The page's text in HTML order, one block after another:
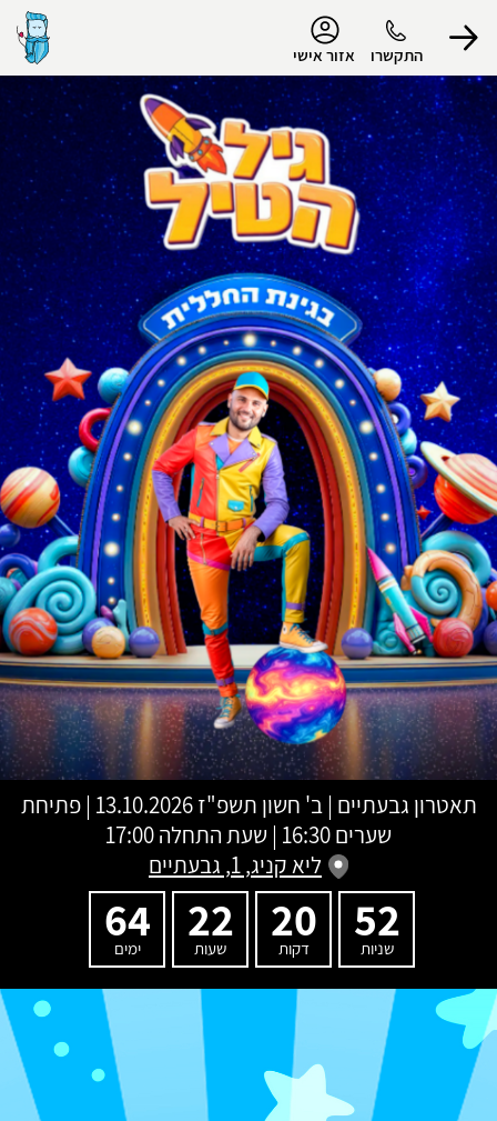
התקשרו אזור אישי
הפרופיל שלי
התנתק
תאטרון גבעתיים |ב' חשון תשפ"ז
13.10.2026 | פתיחת
שערים 16:30 | שעת התחלה 17:00
ליא קניג, 1, גבעתיים
52
שניות
20
דקות
22
שעות
64
ימים